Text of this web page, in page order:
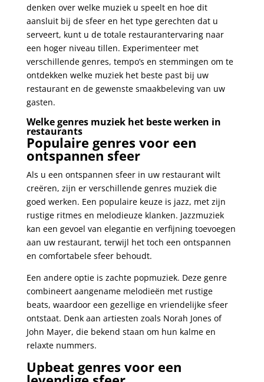
denken over welke muziek u speelt en hoe dit
aansluit bij de sfeer en het type gerechten dat u
serveert, kunt u de totale restaurantervaring naar
een hoger niveau tillen. Experimenteer met
verschillende genres, tempo’s en stemmingen om te
ontdekken welke muziek het beste past bij uw
restaurant en de gewenste smaakbeleving van uw
gasten.
Welke genres muziek het beste werken in
restaurants
Populaire genres voor een
ontspannen sfeer
Als u een ontspannen sfeer in uw restaurant wilt
creëren, zijn er verschillende genres muziek die
goed werken. Een populaire keuze is jazz, met zijn
rustige ritmes en melodieuze klanken. Jazzmuziek
kan een gevoel van elegantie en verfijning toevoegen
aan uw restaurant, terwijl het toch een ontspannen
en comfortabele sfeer behoudt.
Een andere optie is zachte popmuziek. Deze genre
combineert aangename melodieën met rustige
beats, waardoor een gezellige en vriendelijke sfeer
ontstaat. Denk aan artiesten zoals Norah Jones of
John Mayer, die bekend staan ​​om hun kalme en
relaxte nummers.
Upbeat genres voor een